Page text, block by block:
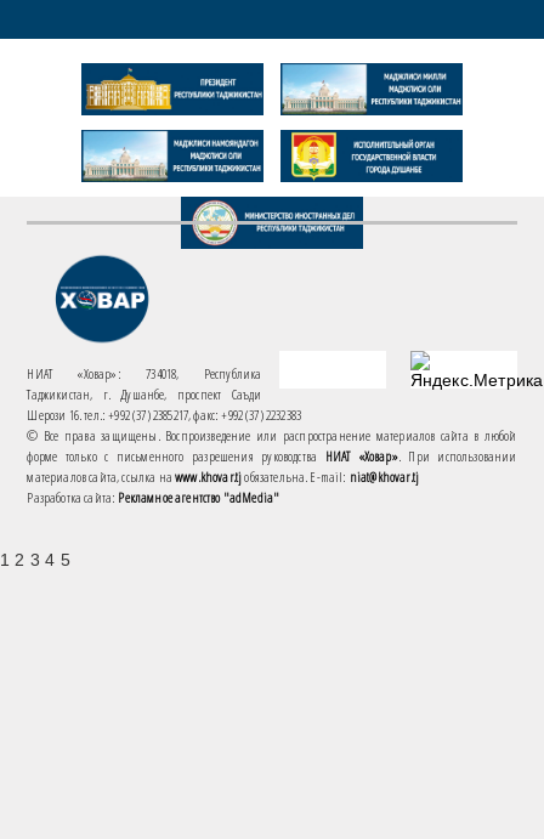
НИАТ «Ховар»: 734018, Республика
Таджикистан, г. Душанбе, проспект Саъди
Шерози 16. тел.: +992 (37) 2385217, факс: +992 (37) 2232383
© Все права защищены. Воспроизведение или распространение материалов сайта в любой
форме только с письменного разрешения руководства НИАТ «Ховар». При использовании
материалов сайта, ссылка наwww.khovar.tjобязательна. E-mail: niat@khovar.tj
Разработка сайта: Рекламное агентство "adMedia"
1 2 3 4 5